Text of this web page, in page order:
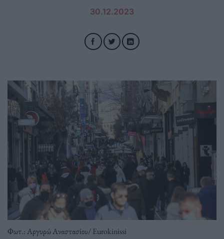
30.12.2023
Φωτ.: Αργυρώ Αναστασίου/ Eurokinissi